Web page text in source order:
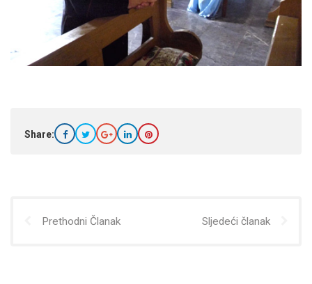
Share:
Prethodni Članak Sljedeći članak